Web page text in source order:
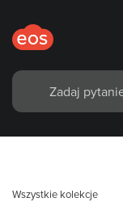
Wszystkie kolekcje